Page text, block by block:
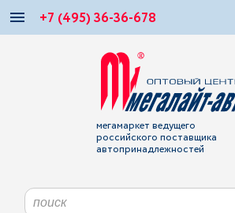
+7 (495) 36-36-678
мегамаркет ведущего
российского поставщика
автопринадлежностей